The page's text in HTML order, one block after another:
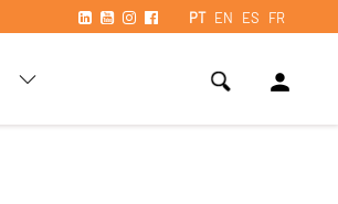
PT EN ES FR
person